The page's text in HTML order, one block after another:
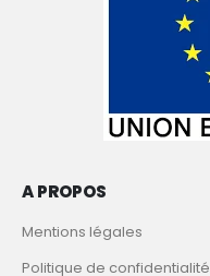
A PROPOS
Mentions légales
Politique de confidentialité